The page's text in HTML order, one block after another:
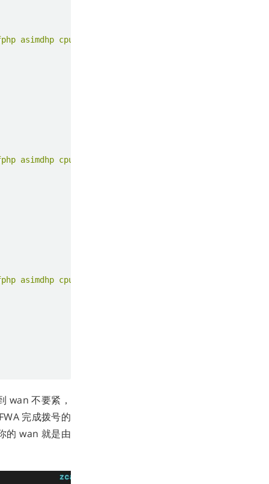
asimdhp cpuid asimdrdm lrcpc dcpop asimddp
asimdhp cpuid asimdrdm lrcpc dcpop asimddp
asimdhp cpuid asimdrdm lrcpc dcpop asimddp
wan 不要紧，
完成拨号的
的 wan 就是由